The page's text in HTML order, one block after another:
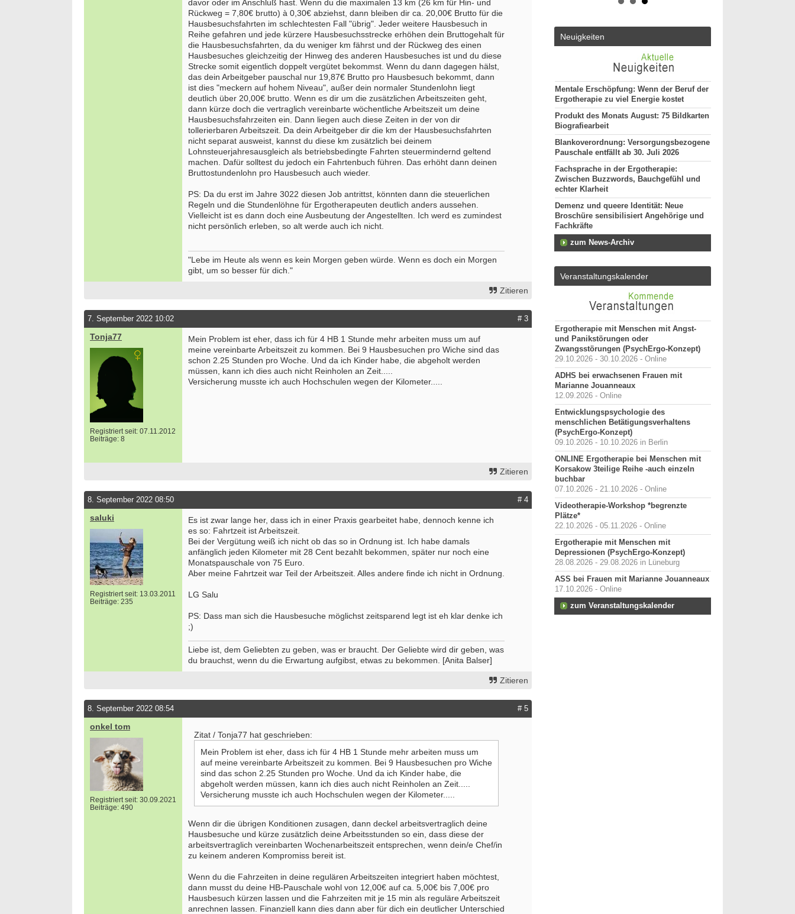
davor oder im Anschluß hast. Wenn du die maximalen 13 km (26 km für Hin- und
Rückweg = 7,80€ brutto) à 0,30€ abziehst, dann bleiben dir ca. 20,00€ Brutto für die
Hausbesuchsfahrten im schlechtesten Fall "übrig". Jeder weitere Hausbesuch in
Reihe gefahren und jede kürzere Hausbesuchsstrecke erhöhen dein Bruttogehalt für
die Hausbesuchsfahrten, da du weniger km fährst und der Rückweg des einen
Hausbesuches gleichzeitig der Hinweg des anderen Hausbesuches ist und du diese
Strecke somit eigentlich doppelt vergütet bekommst. Wenn du dann dagegen hälst,
das dein Arbeitgeber pauschal nur 19,87€ Brutto pro Hausbesuch bekommt, dann
ist dies "meckern auf hohem Niveau", außer dein normaler Stundenlohn liegt
deutlich über 20,00€ brutto. Wenn es dir um die zusätzlichen Arbeitszeiten geht,
dann kürze doch die vertraglich vereinbarte wöchentliche Arbeitszeit um deine
Hausbesuchsfahrzeiten ein. Dann liegen auch diese Zeiten in der von dir
tollerierbaren Arbeitszeit. Da dein Arbeitgeber dir die km der Hausbesuchsfahrten
nicht separat ausweist, kannst du diese km zusätzlich bei deinem
Lohnsteuerjahresausgleich als betriebsbedingte Fahrten steuermindernd geltend
machen. Dafür solltest du jedoch ein Fahrtenbuch führen. Das erhöht dann deinen
Bruttostundenlohn pro Hausbesuch auch wieder.
PS: Da du erst im Jahre 3022 diesen Job antrittst, könnten dann die steuerlichen
Regeln und die Stundenlöhne für Ergotherapeuten deutlich anders aussehen.
Vielleicht ist es dann doch eine Ausbeutung der Angestellten. Ich werd es zumindest
nicht persönlich erleben, so alt werde auch ich nicht.
"Lebe im Heute als wenn es kein Morgen geben würde. Wenn es doch ein Morgen
gibt, um so besser für dich."
Zitieren
7. September 2022 10:02 # 3
Tonja77
Registriert seit: 07.11.2012
Beiträge: 8
Mein Problem ist eher, dass ich für 4 HB 1 Stunde mehr arbeiten muss um auf
meine vereinbarte Arbeitszeit zu kommen. Bei 9 Hausbesuchen pro Wiche sind das
schon 2.25 Stunden pro Woche. Und da ich Kinder habe, die abgeholt werden
müssen, kann ich dies auch nicht Reinholen an Zeit.....
Versicherung musste ich auch Hochschulen wegen der Kilometer.....
Zitieren
8. September 2022 08:50 # 4
saluki
Registriert seit: 13.03.2011
Beiträge: 235
Es ist zwar lange her, dass ich in einer Praxis gearbeitet habe, dennoch kenne ich
es so: Fahrtzeit ist Arbeitszeit.
Bei der Vergütung weiß ich nicht ob das so in Ordnung ist. Ich habe damals
anfänglich jeden Kilometer mit 28 Cent bezahlt bekommen, später nur noch eine
Monatspauschale von 75 Euro.
Aber meine Fahrtzeit war Teil der Arbeitszeit. Alles andere finde ich nicht in Ordnung.
LG Salu
PS: Dass man sich die Hausbesuche möglichst zeitsparend legt ist eh klar denke ich
;)
Liebe ist, dem Geliebten zu geben, was er braucht. Der Geliebte wird dir geben, was
du brauchst, wenn du die Erwartung aufgibst, etwas zu bekommen. [Anita Balser]
Zitieren
8. September 2022 08:54 # 5
onkel tom
Registriert seit: 30.09.2021
Beiträge: 490
Zitat / Tonja77 hat geschrieben:
Mein Problem ist eher, dass ich für 4 HB 1 Stunde mehr arbeiten muss um
auf meine vereinbarte Arbeitszeit zu kommen. Bei 9 Hausbesuchen pro Wiche
sind das schon 2.25 Stunden pro Woche. Und da ich Kinder habe, die
abgeholt werden müssen, kann ich dies auch nicht Reinholen an Zeit.....
Versicherung musste ich auch Hochschulen wegen der Kilometer.....
Wenn dir die übrigen Konditionen zusagen, dann deckel arbeitsvertraglich deine
Hausbesuche und kürze zusätzlich deine Arbeitsstunden so ein, dass diese der
arbeitsvertraglich vereinbarten Wochenarbeitszeit entsprechen, wenn dein/e Chef/in
zu keinem anderen Kompromiss bereit ist.
Wenn du die Fahrzeiten in deine regulären Arbeitszeiten integriert haben möchtest,
dann musst du deine HB-Pauschale wohl von 12,00€ auf ca. 5,00€ bis 7,00€ pro
Hausbesuch kürzen lassen und die Fahrzeiten mit je 15 min als reguläre Arbeitszeit
anrechnen lassen. Finanziell kann dies dann aber für dich ein deutlicher Unterschied
50931 - Köln
Ergotherapeut (m/w/d) Station
Altersmedizin und Neurologie Weyertal
ES 22/2026
50931 - Köln
Ergotherapeut*in (m/w/d) zur Erweiterung
unseres Teams gesucht
74731 - Walldürn
Ergotherapeut (m/w/d) für psychisch-
funktionelle Behandlung in Teilzeit oder
Vollzeit
20144 - Hamburg
Ergotherapeut (m/w/d)
29221 - Celle
Attraktive Stelle sucht Therapeut & 13.
13507 - Berlin
weitere Stellenangebote
Starte als selbständige Ergotherapeut*in
in etablierter Praxengemeinschaft
40000-49999 - Duisburg-Stadtmitte
Praxisverkauf
70000-79999 - Raum Karlsruhe
weitere Praxisanzeigen
Neuigkeiten
Mentale Erschöpfung: Wenn der Beruf der
Ergotherapie zu viel Energie kostet
Produkt des Monats August: 75 Bildkarten
Biografiearbeit
Blankoverordnung: Versorgungsbezogene
Pauschale entfällt ab 30. Juli 2026
Fachsprache in der Ergotherapie:
Zwischen Buzzwords, Bauchgefühl und
echter Klarheit
Demenz und queere Identität: Neue
Broschüre sensibilisiert Angehörige und
Fachkräfte
zum News-Archiv
Veranstaltungskalender
Ergotherapie mit Menschen mit Angst-
und Panikstörungen oder
Zwangsstörungen (PsychErgo-Konzept)
29.10.2026 - 30.10.2026 - Online
ADHS bei erwachsenen Frauen mit
Marianne Jouanneaux
12.09.2026 - Online
Entwicklungspsychologie des
menschlichen Betätigungsverhaltens
(PsychErgo-Konzept)
09.10.2026 - 10.10.2026 in Berlin
ONLINE Ergotherapie bei Menschen mit
Korsakow 3teilige Reihe -auch einzeln
buchbar
07.10.2026 - 21.10.2026 - Online
Videotherapie-Workshop *begrenzte
Plätze*
22.10.2026 - 05.11.2026 - Online
Ergotherapie mit Menschen mit
Depressionen (PsychErgo-Konzept)
28.08.2026 - 29.08.2026 in Lüneburg
ASS bei Frauen mit Marianne Jouanneaux
17.10.2026 - Online
zum Veranstaltungskalender